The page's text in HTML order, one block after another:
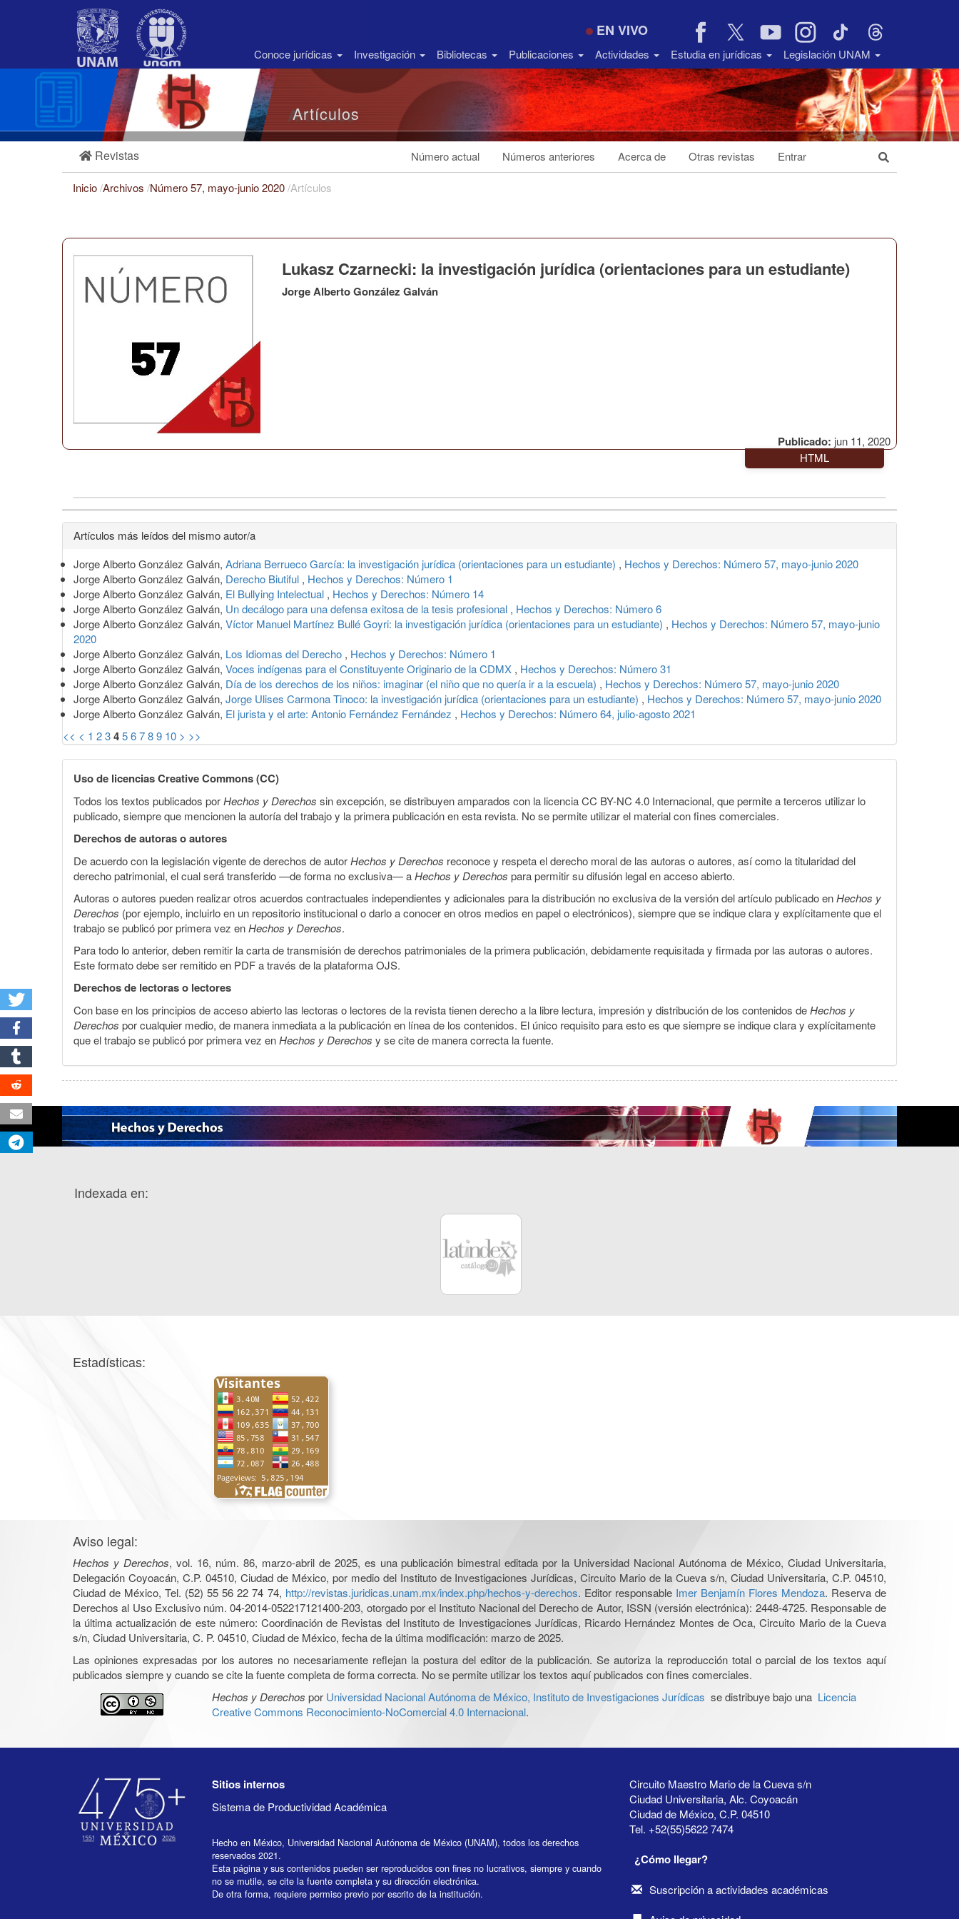
Barra
EN VIVO
Conoce jurídicas Investigación Bibliotecas Publicaciones Actividades Estudia en jurídicas Legislación UNAM
Artículos
Revistas Número actual Números anteriores Acerca de Otras revistas Entrar
Inicio/Archivos /Número 57, mayo-junio 2020/Artículos
Publicado: jun 11, 2020
Lukasz Czarnecki: la investigación jurídica (orientaciones para un estudiante)
Jorge Alberto González Galván
HTML
Detalles
del
artículo
Artículos más leídos del mismo autor/a
Jorge Alberto González Galván, Adriana Berrueco García: la investigación jurídica (orientaciones para un estudiante) , Hechos y Derechos: Número 57, mayo-junio 2020
Jorge Alberto González Galván, Derecho Biutiful , Hechos y Derechos: Número 1
Jorge Alberto González Galván, El Bullying Intelectual , Hechos y Derechos: Número 14
Jorge Alberto González Galván, Un decálogo para una defensa exitosa de la tesis profesional , Hechos y Derechos: Número 6
Jorge Alberto González Galván, Víctor Manuel Martínez Bullé Goyri: la investigación jurídica (orientaciones para un estudiante) , Hechos y Derechos: Número 57, mayo-junio
2020
Jorge Alberto González Galván, Los Idiomas del Derecho , Hechos y Derechos: Número 1
Jorge Alberto González Galván, Voces indígenas para el Constituyente Originario de la CDMX , Hechos y Derechos: Número 31
Jorge Alberto González Galván, Día de los derechos de los niños: imaginar (el niño que no quería ir a la escuela) , Hechos y Derechos: Número 57, mayo-junio 2020
Jorge Alberto González Galván, Jorge Ulises Carmona Tinoco: la investigación jurídica (orientaciones para un estudiante) , Hechos y Derechos: Número 57, mayo-junio 2020
Jorge Alberto González Galván, El jurista y el arte: Antonio Fernández Fernández , Hechos y Derechos: Número 64, julio-agosto 2021
<< < 1 23456789 10 > >>
Uso de licencias Creative Commons (CC)
Todos los textos publicados porHechos y Derechos sin excepción, se distribuyen amparados con la licencia CC BY-NC 4.0 Internacional, que permite a terceros utilizar lo
publicado, siempre que mencionen la autoría del trabajo y la primera publicación en esta revista. No se permite utilizar el material con fines comerciales.
Derechos de autoras o autores
De acuerdo con la legislación vigente de derechos de autorHechos y Derechos reconoce y respeta el derecho moral de las autoras o autores, así como la titularidad del
derecho patrimonial, el cual será transferido —de forma no exclusiva— aHechos y Derechos para permitir su difusión legal en acceso abierto.
Autoras o autores pueden realizar otros acuerdos contractuales independientes y adicionales para la distribución no exclusiva de la versión del artículo publicado enHechos y
Derechos (por ejemplo, incluirlo en un repositorio institucional o darlo a conocer en otros medios en papel o electrónicos), siempre que se indique clara y explícitamente que el
trabajo se publicó por primera vez enHechos y Derechos.
Para todo lo anterior, deben remitir la carta de transmisión de derechos patrimoniales de la primera publicación, debidamente requisitada y firmada por las autoras o autores.
Este formato debe ser remitido en PDF a través de la plataforma OJS.
Derechos de lectoras o lectores
Con base en los principios de acceso abierto las lectoras o lectores de la revista tienen derecho a la libre lectura, impresión y distribución de los contenidos deHechos y
Derechos por cualquier medio, de manera inmediata a la publicación en línea de los contenidos. El único requisito para esto es que siempre se indique clara y explícitamente
que el trabajo se publicó por primera vez enHechos y Derechos y se cite de manera correcta la fuente.
Indexada en:
Estadísticas:
Aviso legal:
Hechos y Derechos, vol. 16, núm. 86, marzo-abril de 2025, es una publicación bimestral editada por la Universidad Nacional Autónoma de México, Ciudad Universitaria,
Delegación Coyoacán, C.P. 04510, Ciudad de México, por medio del Instituto de Investigaciones Jurídicas, Circuito Mario de la Cueva s/n, Ciudad Universitaria, C.P. 04510,
Ciudad de México, Tel. (52) 55 56 22 74 74, http://revistas.juridicas.unam.mx/index.php/hechos-y-derechos. Editor responsable Imer Benjamín Flores Mendoza. Reserva de
Derechos al Uso Exclusivo núm. 04-2014-052217121400-203, otorgado por el Instituto Nacional del Derecho de Autor, ISSN (versión electrónica): 2448-4725. Responsable de
la última actualización de este número: Coordinación de Revistas del Instituto de Investigaciones Jurídicas, Ricardo Hernández Montes de Oca, Circuito Mario de la Cueva
s/n, Ciudad Universitaria, C. P. 04510, Ciudad de México, fecha de la última modificación: marzo de 2025.
Las opiniones expresadas por los autores no necesariamente reflejan la postura del editor de la publicación. Se autoriza la reproducción total o parcial de los textos aquí
publicados siempre y cuando se cite la fuente completa de forma correcta. No se permite utilizar los textos aquí publicados con fines comerciales.
Hechos y Derechos por Universidad Nacional Autónoma de México, Instituto de Investigaciones Jurídicas se distribuye bajo una Licencia
Creative Commons Reconocimiento-NoComercial 4.0 Internacional.
Sitios internos
Sistema de Productividad Académica
Hecho en México, Universidad Nacional Autónoma de México (UNAM), todos los derechos
reservados 2021.
Esta página y sus contenidos pueden ser reproducidos con fines no lucrativos, siempre y cuando
no se mutile, se cite la fuente completa y su dirección electrónica.
De otra forma, requiere permiso previo por escrito de la institución.
Circuito Maestro Mario de la Cueva s/n
Ciudad Universitaria, Alc. Coyoacán
Ciudad de México, C.P. 04510
Tel. +52(55)5622 7474
¿Cómo llegar?
Suscripción a actividades académicas